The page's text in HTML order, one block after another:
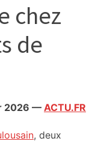
chez
de
2026 — ACTU.FR
, deux